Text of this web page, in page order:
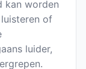
kan worden
of
luider,